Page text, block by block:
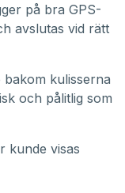
på bra GPS-
avslutas vid rätt
kulisserna
och pålitlig som
kunde visas